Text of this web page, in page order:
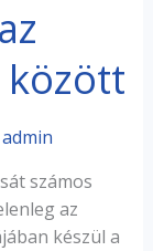
között
admin
számos
az
készül a